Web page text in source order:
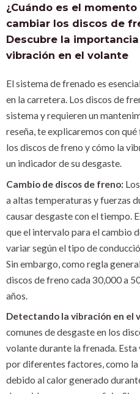
¿Cuándo es el
cambiar los discos de
Descubre la
vibración en el volante
El sistema de frenado es
en la carretera. Los discos de
sistema y requieren un
reseña, te explicaremos con
los discos de freno y cómo la
un indicador de su desgaste.
Cambio de discos de freno:
a altas temperaturas y fuerzas
causar desgaste con el tiempo.
que el intervalo para el cambio
variar según el tipo de
Sin embargo, como regla
discos de freno cada 30,000 a
años.
Detectando la vibración en el
comunes de desgaste en los
volante durante la frenada. Esta
por diferentes factores, como
debido al calor generado